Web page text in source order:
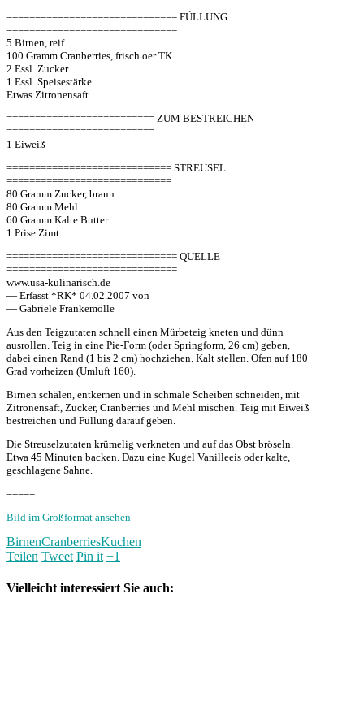
============================== FÜLLUNG
==============================
5 Birnen, reif
100 Gramm Cranberries, frisch oer TK
2 Essl. Zucker
1 Essl. Speisestärke
Etwas Zitronensaft
========================== ZUM BESTREICHEN
==========================
1 Eiweiß
============================= STREUSEL
=============================
80 Gramm Zucker, braun
80 Gramm Mehl
60 Gramm Kalte Butter
1 Prise Zimt
============================== QUELLE
==============================
www.usa-kulinarisch.de
— Erfasst *RK* 04.02.2007 von
— Gabriele Frankemölle
Aus den Teigzutaten schnell einen Mürbeteig kneten und dünn
ausrollen. Teig in eine Pie-Form (oder Springform, 26 cm) geben,
dabei einen Rand (1 bis 2 cm) hochziehen. Kalt stellen. Ofen auf 180
Grad vorheizen (Umluft 160).
Birnen schälen, entkernen und in schmale Scheiben schneiden, mit
Zitronensaft, Zucker, Cranberries und Mehl mischen. Teig mit Eiweiß
bestreichen und Füllung darauf geben.
Die Streuselzutaten krümelig verkneten und auf das Obst bröseln.
Etwa 45 Minuten backen. Dazu eine Kugel Vanilleeis oder kalte,
geschlagene Sahne.
=====
Bild im Großformat ansehen
BirnenCranberriesKuchen
Teilen Tweet Pin it +1
Vielleicht interessiert Sie auch: